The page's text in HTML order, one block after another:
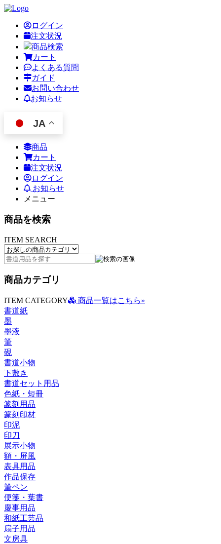
ログイン
注文状況
商品検索
カート
よくある質問
ガイド
お問い合わせ
お知らせ
JA
商品
カート
注文状況
ログイン
お知らせ
メニュー
商品を検索
ITEM SEARCH
商品カテゴリ
ITEM CATEGORY
商品一覧はこちら»
書道紙
墨
墨液
筆
硯
書道小物
下敷き
書道セット用品
色紙・短冊
篆刻用品
篆刻印材
印泥
印刀
展示小物
額・屏風
表具用品
作品保存
筆ペン
便箋・葉書
慶事用品
和紙工芸品
扇子用品
文房具